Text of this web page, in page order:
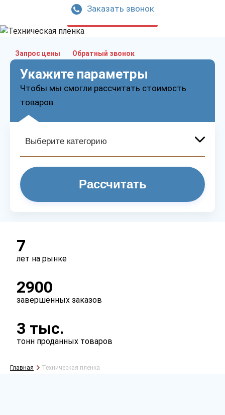
Заказать звонок
в Смоленске
Запрос цены Обратный звонок
Укажите параметры
Чтобы мы смогли рассчитать стоимость
товаров.
Рассчитать
7
лет на рынке
2900
завершённых заказов
3 тыс.
тонн проданных товаров
Главная Техническая пленка